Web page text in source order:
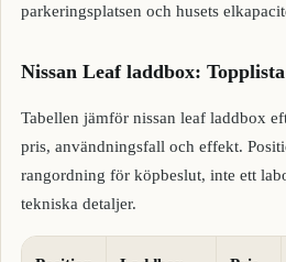
parkeringsplatsen och husets
Nissan Leaf laddbox:
Tabellen jämför nissan leaf laddbox
pris, användningsfall och effekt.
rangordning för köpbeslut, inte ett
tekniska detaljer.